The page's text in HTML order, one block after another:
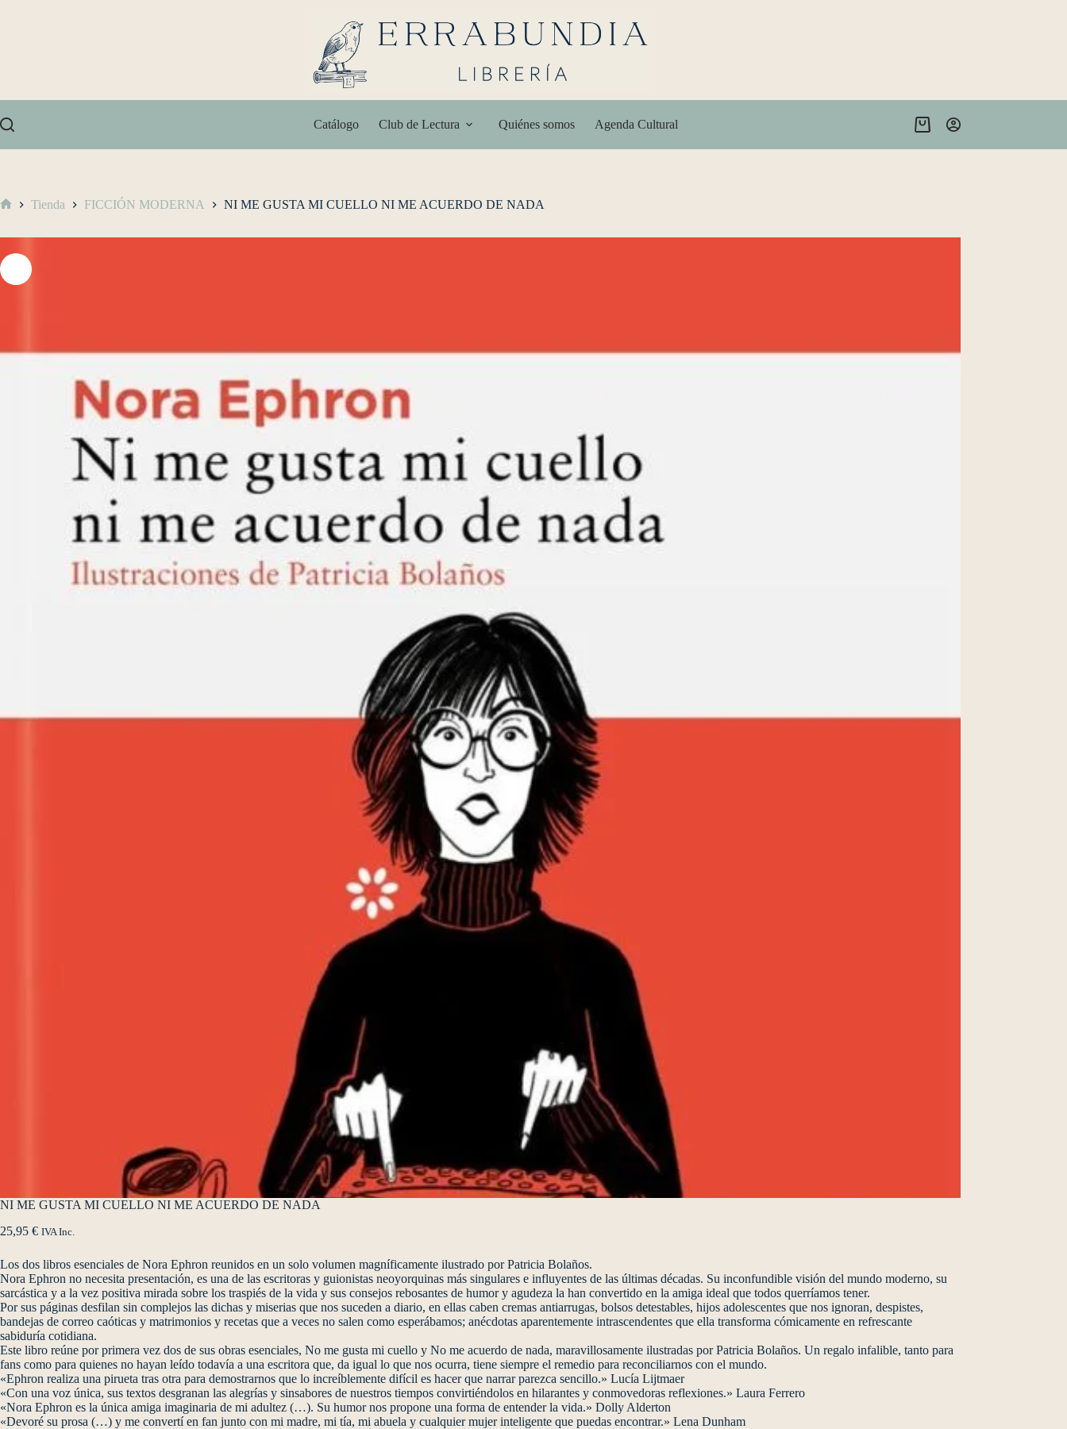
Catálogo Club de Lectura Quiénes somos Agenda Cultural
Tienda FICCIÓN MODERNA NI ME GUSTA MI CUELLO NI ME ACUERDO DE NADA
NI ME GUSTA MI CUELLO NI ME ACUERDO DE NADA
25,95 € IVA Inc.
Los dos libros esenciales de Nora Ephron reunidos en un solo volumen magníficamente ilustrado por Patricia Bolaños.
Nora Ephron no necesita presentación, es una de las escritoras y guionistas neoyorquinas más singulares e influyentes de las últimas décadas. Su inconfundible visión del mundo moderno, su
sarcástica y a la vez positiva mirada sobre los traspiés de la vida y sus consejos rebosantes de humor y agudeza la han convertido en la amiga ideal que todos querríamos tener.
Por sus páginas desfilan sin complejos las dichas y miserias que nos suceden a diario, en ellas caben cremas antiarrugas, bolsos detestables, hijos adolescentes que nos ignoran, despistes,
bandejas de correo caóticas y matrimonios y recetas que a veces no salen como esperábamos; anécdotas aparentemente intrascendentes que ella transforma cómicamente en refrescante
sabiduría cotidiana.
Este libro reúne por primera vez dos de sus obras esenciales, No me gusta mi cuello y No me acuerdo de nada, maravillosamente ilustradas por Patricia Bolaños. Un regalo infalible, tanto para
fans como para quienes no hayan leído todavía a una escritora que, da igual lo que nos ocurra, tiene siempre el remedio para reconciliarnos con el mundo.
«Ephron realiza una pirueta tras otra para demostrarnos que lo increíblemente difícil es hacer que narrar parezca sencillo.» Lucía Lijtmaer
«Con una voz única, sus textos desgranan las alegrías y sinsabores de nuestros tiempos convirtiéndolos en hilarantes y conmovedoras reflexiones.» Laura Ferrero
«Nora Ephron es la única amiga imaginaria de mi adultez (…). Su humor nos propone una forma de entender la vida.» Dolly Alderton
«Devoré su prosa (…) y me convertí en fan junto con mi madre, mi tía, mi abuela y cualquier mujer inteligente que puedas encontrar.» Lena Dunham